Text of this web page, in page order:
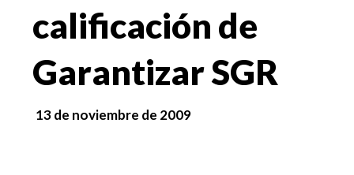
calificación de
Garantizar SGR
13 de noviembre de 2009